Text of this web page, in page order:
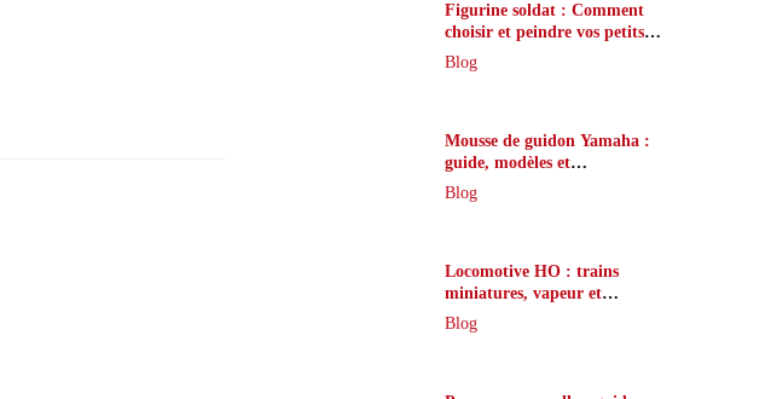
Figurine soldat : Comment
choisir et peindre vos petits
soldats ?
Blog
Mousse de guidon Yamaha :
guide, modèles et
personnalisation
Blog
Locomotive HO : trains
miniatures, vapeur et
modélisme
Blog